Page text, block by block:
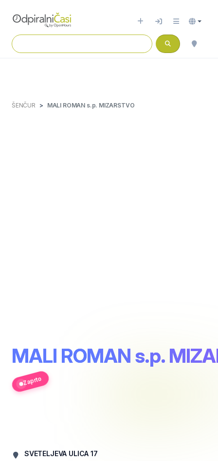
ŠENČUR MALI ROMAN s.p. MIZARSTVO
MALI ROMAN s.p.
Zaprto
SVETELJEVA ULICA 17